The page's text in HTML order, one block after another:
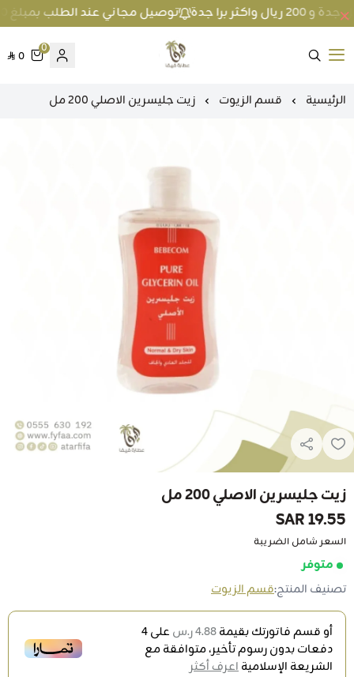
توصيل مجاني عند الطلب بمبلغ 100 ريال واكثر داخل جدة و 200 ريال واكثر برا جدة
متجر عطارة فيفا
0
0
الرئيسية قسم الزيوت زيت جليسرين الاصلي 200 مل
زيت جليسرين الاصلي 200 مل
19.55 SAR
السعر شامل الضريبة
متوفر
تصنيف المنتج:قسم الزيوت
أو قسم فاتورتك بقيمة4.88 ر.س على4
دفعات بدون رسوم تأخير، متوافقة مع
الشريعة الإسلاميةاعرف أكثر